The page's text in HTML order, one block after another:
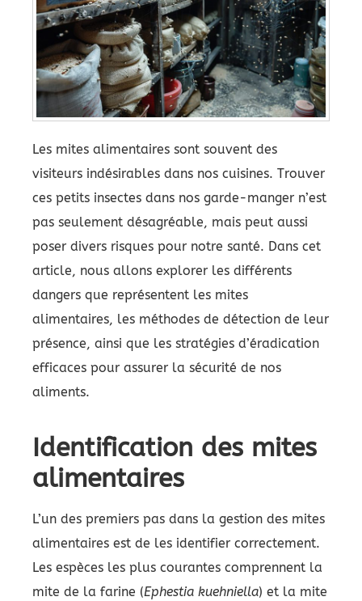
Les mites alimentaires sont souvent des
visiteurs indésirables dans nos cuisines. Trouver
ces petits insectes dans nos garde-manger n’est
pas seulement désagréable, mais peut aussi
poser divers risques pour notre santé. Dans cet
article, nous allons explorer les différents
dangers que représentent les mites
alimentaires, les méthodes de détection de leur
présence, ainsi que les stratégies d’éradication
efficaces pour assurer la sécurité de nos
aliments.
Identification des mites
alimentaires
L’un des premiers pas dans la gestion des mites
alimentaires est de les identifier correctement.
Les espèces les plus courantes comprennent la
mite de la farine (Ephestia kuehniella) et la mite